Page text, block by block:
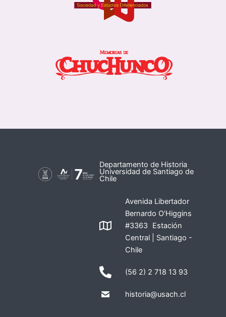
Departamento de Historia
Universidad de Santiago de
Chile
Avenida Libertador
Bernardo O'Higgins
#3363 Estación
Central | Santiago -
Chile
(56 2) 2 718 13 93
historia@usach.cl